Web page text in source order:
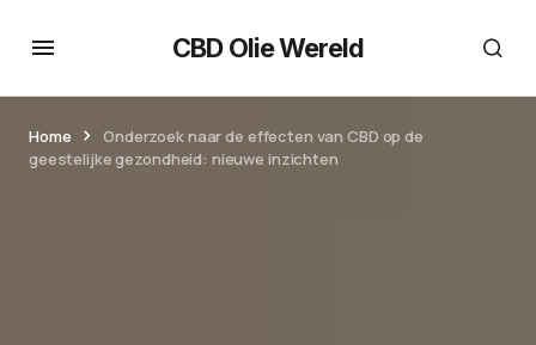
CBD Olie Wereld
Home
Onderzoek naar de effecten van CBD op de
geestelijke gezondheid: nieuwe inzichten